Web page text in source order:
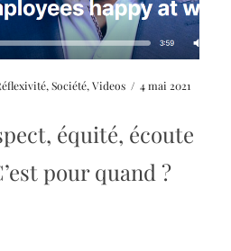
,Société,Videos / 4 mai 2021
équité, écoute
pour quand ?